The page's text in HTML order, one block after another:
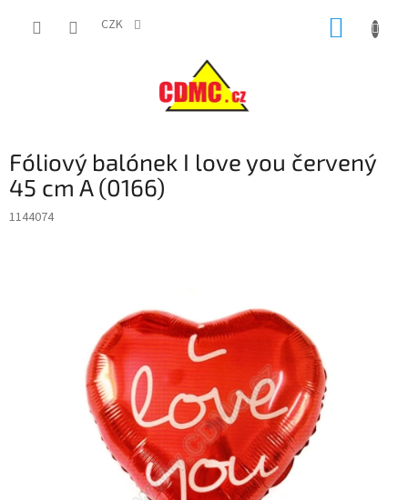
CZK
Fóliový balónek I love you červený
45 cm A (0166)
1144074